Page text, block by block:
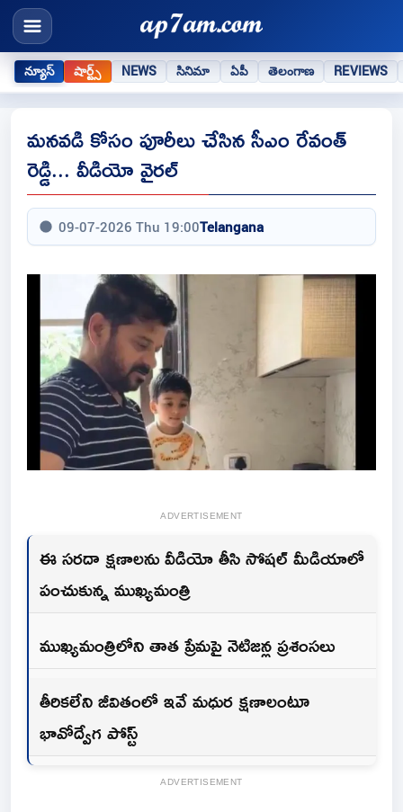
న్యూస్ షార్ట్స్ NEWS సినిమా ఏపీ తెలంగాణ REVIEWS
మనవడి కోసం పూరీలు చేసిన సీఎం రేవంత్
రెడ్డి... వీడియో వైరల్
09-07-2026 Thu 19:00Telangana
ADVERTISEMENT
ఈ సరదా క్షణాలను వీడియో తీసి సోషల్ మీడియాలో
పంచుకున్న ముఖ్యమంత్రి
ముఖ్యమంత్రిలోని తాత ప్రేమపై నెటిజన్ల ప్రశంసలు
తీరికలేని జీవితంలో ఇవే మధుర క్షణాలంటూ
భావోద్వేగ పోస్ట్
ADVERTISEMENT